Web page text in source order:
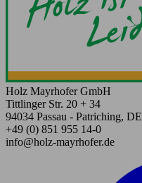
Holz Mayrhofer GmbH
Tittlinger Str. 20 + 34
94034 Passau - Patriching, DE
+49 (0) 851 955 14-0
info@holz-mayrhofer.de